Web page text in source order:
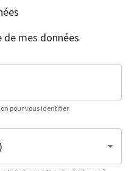
de mes données
pour vous identifier.